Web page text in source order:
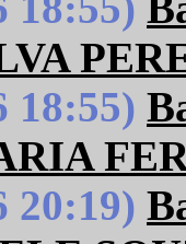
18:55)
20:19)